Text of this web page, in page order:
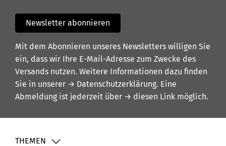
Newsletter abonnieren
Mit dem Abonnieren unseres Newsletters willigen Sie
ein, dass wir Ihre E-Mail-Adresse zum Zwecke des
Versands nutzen. Weitere Informationen dazu finden
Sie in unserer → Datenschutzerklärung. Eine
Abmeldung ist jederzeit über → diesen Link möglich.
THEMEN